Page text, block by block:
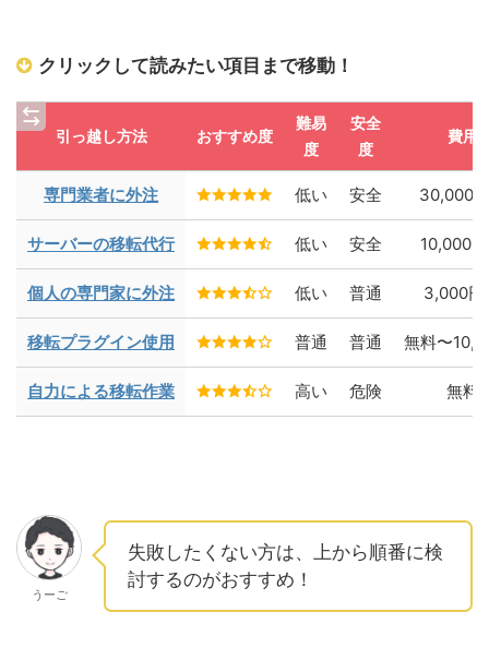
クリックして読みたい項目まで移動！
引っ越し方法 おすすめ度
難易
度
安全
度
費用
専門業者に外注 低い 安全 30,000
サーバーの移転代行 低い 安全 10,000
個人の専門家に外注 低い 普通 3,000円
移転プラグイン使用 普通 普通 無料〜
自力による移転作業 高い 危険 無料
うーご
失敗したくない方は、上から順番に検
討するのがおすすめ！